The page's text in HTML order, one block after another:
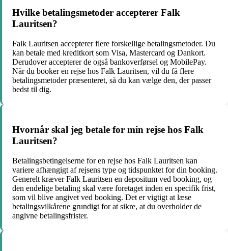
Hvilke betalingsmetoder accepterer Falk
Lauritsen?
Falk Lauritsen accepterer flere forskellige betalingsmetoder. Du
kan betale med kreditkort som Visa, Mastercard og Dankort.
Derudover accepterer de også bankoverførsel og MobilePay.
Når du booker en rejse hos Falk Lauritsen, vil du få flere
betalingsmetoder præsenteret, så du kan vælge den, der passer
bedst til dig.
Hvornår skal jeg betale for min rejse hos Falk
Lauritsen?
Betalingsbetingelserne for en rejse hos Falk Lauritsen kan
variere afhængigt af rejsens type og tidspunktet for din booking.
Generelt kræver Falk Lauritsen en depositum ved booking, og
den endelige betaling skal være foretaget inden en specifik frist,
som vil blive angivet ved booking. Det er vigtigt at læse
betalingsvilkårene grundigt for at sikre, at du overholder de
angivne betalingsfrister.